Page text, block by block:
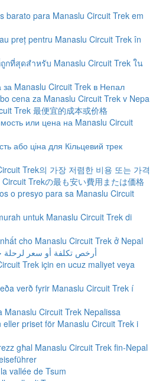
barato para Manaslu Circuit Trek em
preț pentru Manaslu Circuit Trek în
กที่สุดสําหรับ Manaslu Circuit Trek ใน
за Manaslu Circuit Trek в Непал
cena za Manaslu Circuit Trek v Nepa
Trek 最便宜的成本或价格
или цена на Manaslu Circuit
або ціна для Кільцевий трек
Trek의 가장 저렴한 비용 또는 가격
Trekの最も安い費用または価格
o presyo para sa Manaslu Circuit
untuk Manaslu Circuit Trek di
cho Manaslu Circuit Trek ở Nepal
أرخص تكلفة أو سعر لرحلة
Trek için en ucuz maliyet veya
verð fyrir Manaslu Circuit Trek í
Manaslu Circuit Trek Nepalissa
eller priset för Manaslu Circuit Trek i
għal Manaslu Circuit Trek fin-Nepal
vallée de Tsum